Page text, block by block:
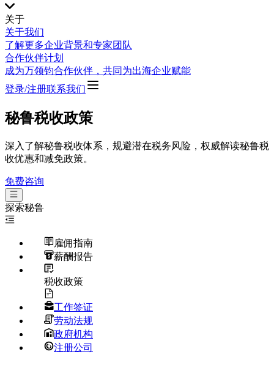
关于
关于我们
了解更多企业背景和专家团队
合作伙伴计划
成为万领钧合作伙伴，共同为出海企业赋能
登录/注册联系我们
秘鲁税收政策
深入了解秘鲁税收体系，规避潜在税务风险，权威解读秘鲁税
收优惠和减免政策。
免费咨询
探索秘鲁
雇佣指南
薪酬报告
税收政策
工作签证
劳动法规
政府机构
注册公司